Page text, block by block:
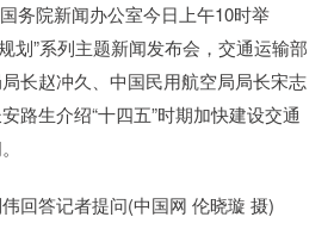
务院新闻办公室今日上午10时举
划”系列主题新闻发布会，交通运输部
长赵冲久、中国民用航空局局长宋志
路生介绍“十四五”时期加快建设交通
回答记者提问(中国网 伦晓璇 摄)